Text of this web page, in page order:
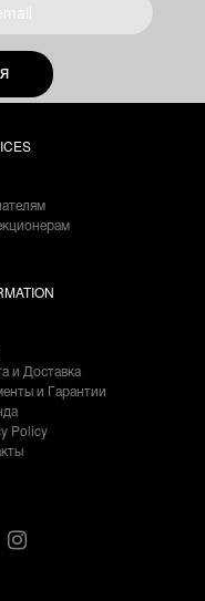
и Доставка
и Гарантии
Policy